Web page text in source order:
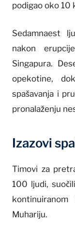
podigao oko 10
Sedamnaest
nakon
Singapura.
opekotine,
spašavanja i
pronalaženju
Izazovi
Timovi za
100 ljudi,
Muhariju.